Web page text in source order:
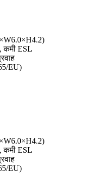
कमी ESL
EU)
कमी ESL
EU)